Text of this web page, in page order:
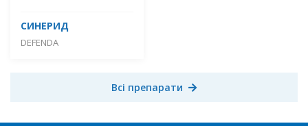
СИНЕРИД
DEFENDA
Всі препарати